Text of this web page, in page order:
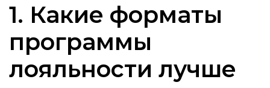
1. Какие форматы
программы
лояльности лучше